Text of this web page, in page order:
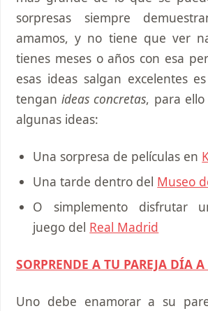
sorpresas siempre
amamos, y no tiene que ver
tienes meses o años con esa
esas ideas salgan excelentes
tenganideas concretas, para
algunas ideas:
Una sorpresa de películas en
Una tarde dentro del Museo
O simplemento disfrutar
juego del Real Madrid
SORPRENDE A TU PAREJA DÍA
Uno debe enamorar a su